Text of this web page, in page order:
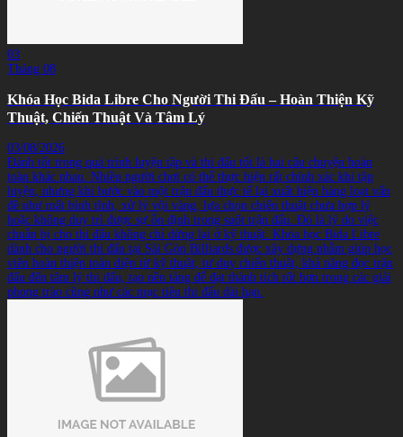
03
Tháng 08
Khóa Học Bida Libre Cho Người Thi Đấu – Hoàn Thiện Kỹ
Thuật, Chiến Thuật Và Tâm Lý
03/08/2026
Đánh tốt trong quá trình luyện tập và thi đấu tốt là hai câu chuyện hoàn
toàn khác nhau. Nhiều người chơi có thể thực hiện rất chính xác khi tập
luyện, nhưng khi bước vào một trận đấu thực tế lại xuất hiện hàng loạt vấn
đề như mất bình tĩnh, xử lý vội vàng, lựa chọn chiến thuật chưa hợp lý
hoặc không duy trì được sự ổn định trong suốt trận đấu. Đó là lý do việc
chuẩn bị cho thi đấu không chỉ dừng lại ở kỹ thuật. Khóa học Bida Libre
dành cho người thi đấu tại Sài Gòn Billiards được xây dựng nhằm giúp học
viên hoàn thiện toàn diện từ kỹ thuật, tư duy chiến thuật, khả năng đọc trận
đấu đến tâm lý thi đấu, tạo nền tảng để đạt thành tích tốt hơn trong các giải
phong trào cũng như các mục tiêu thi đấu dài hạn.